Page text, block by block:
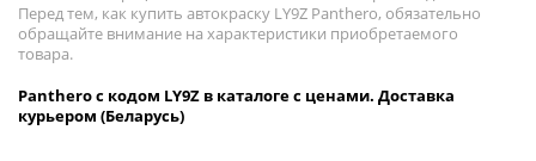
Перед тем, как купить автокраску LY9Z Panthero, обязательно
обращайте внимание на характеристики приобретаемого
товара.
Panthero с кодом LY9Z в каталоге с ценами. Доставка
курьером (Беларусь)